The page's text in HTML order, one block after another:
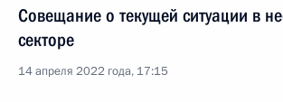
Совещание о текущей ситуации в
секторе
14 апреля 2022 года, 17:15